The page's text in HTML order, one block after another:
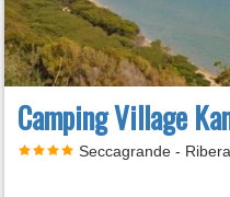
Camping Village
Seccagrande -